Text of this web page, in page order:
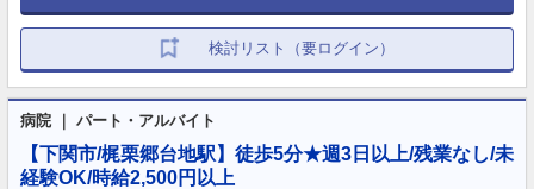
検討リスト（要ログイン）
病院 ｜ パート・アルバイト
【下関市/梶栗郷台地駅】徒歩5分★週3日以上/残業なし/未
経験OK/時給2,500円以上